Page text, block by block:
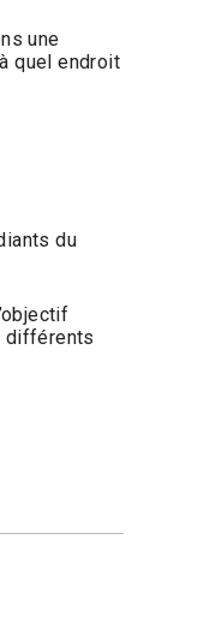
une
quel endroit
du
différents